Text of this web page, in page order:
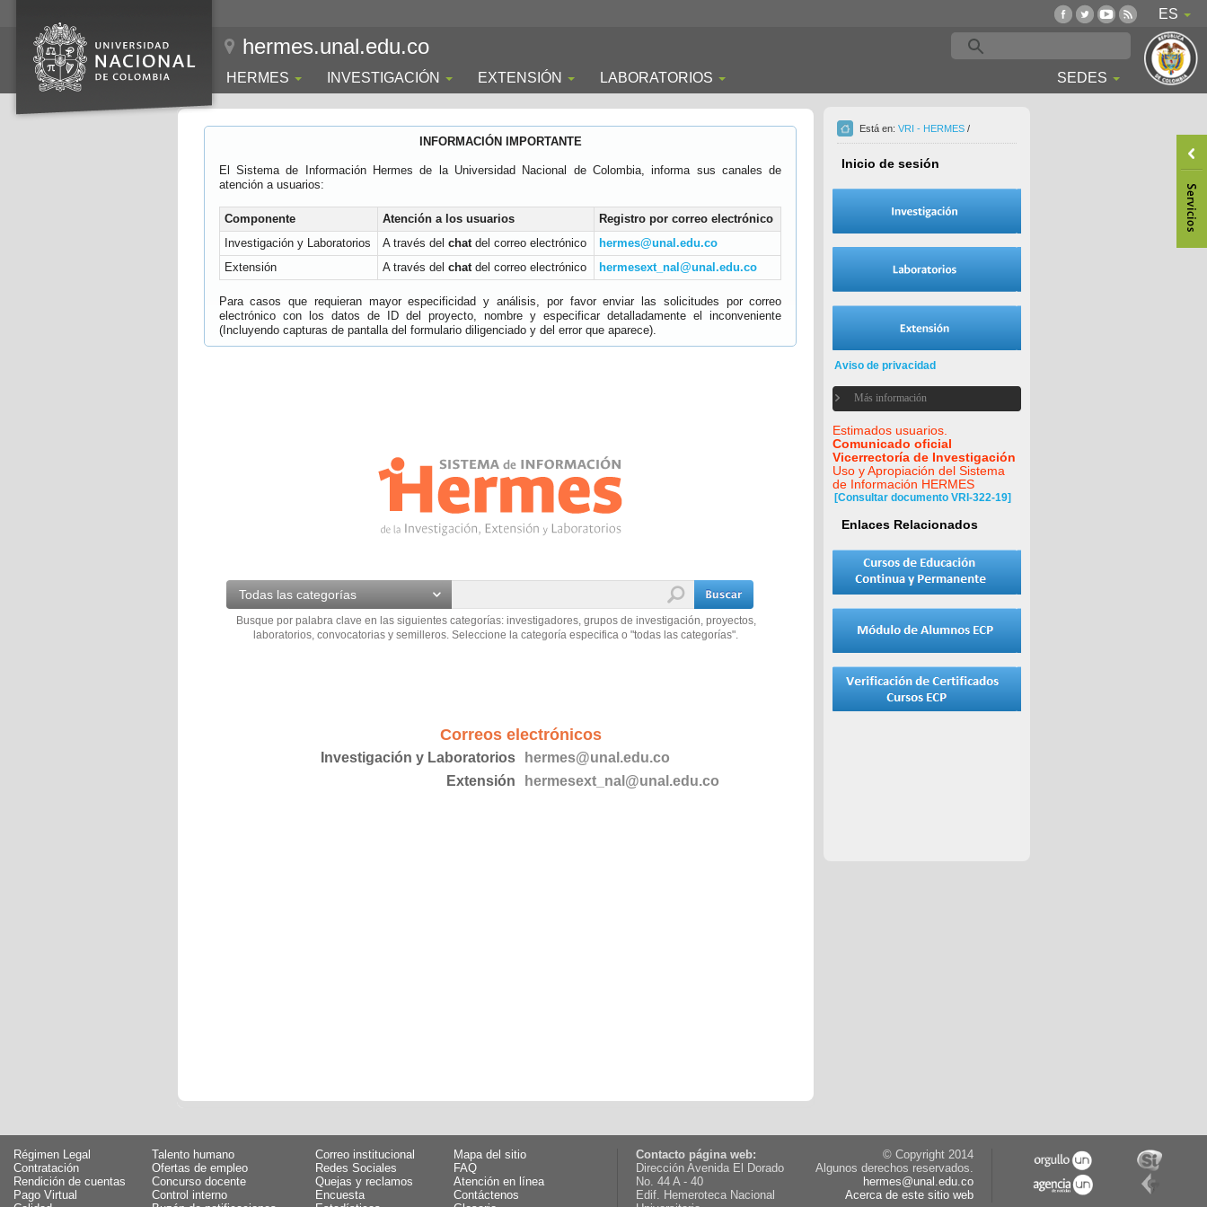
ES
hermes.unal.edu.co
HERMES INVESTIGACIÓN EXTENSIÓN LABORATORIOS SEDES
INFORMACIÓN IMPORTANTE
El Sistema de Información Hermes de la Universidad Nacional de Colombia, informa sus canales de
atención a usuarios:
Componente Atención a los usuarios
Registro por correo electrónico
Investigación y Laboratorios
A través del chatdel correo electrónico
hermes@unal.edu.co
Extensión
A través del chatdel correo electrónico hermesext_nal@unal.edu.co
Para casos que requieran mayor especificidad y análisis, por favor enviar las solicitudes por correo
electrónico con los datos de ID del proyecto, nombre y especificar detalladamente el inconveniente
(Incluyendo capturas de pantalla del formulario diligenciado y del error que aparece).
Todas las categorías
Busque por palabra clave en las siguientes categorías: investigadores, grupos de investigación, proyectos,
laboratorios, convocatorias y semilleros. Seleccione la categoría especifica o "todas las categorías".
Correos electrónicos
Investigación y Laboratorios
hermes@unal.edu.co
Extensión
hermesext_nal@unal.edu.co
Está en: VRI - HERMES /
Inicio de sesión
Aviso de privacidad
Más información
Estimados usuarios.
Comunicado oficial
Vicerrectoría de Investigación
Uso y Apropiación del Sistema
de Información HERMES
[Consultar documento VRI-322-19]
Enlaces Relacionados
Régimen Legal
Talento humano
Contratación
Ofertas de empleo
Rendición de cuentas
Concurso docente
Pago Virtual
Control interno
Correo institucional
Mapa del sitio
Redes Sociales
FAQ
Quejas y reclamos
Atención en línea
Encuesta
Contáctenos
Contacto página web:
Dirección Avenida El Dorado
No. 44 A - 40
Edif. Hemeroteca Nacional
© Copyright 2014
Algunos derechos reservados.
hermes@unal.edu.co
Acerca de este sitio web